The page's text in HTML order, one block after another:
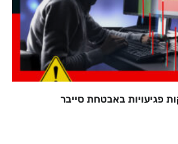
פגיעויות באבטחת סייבר